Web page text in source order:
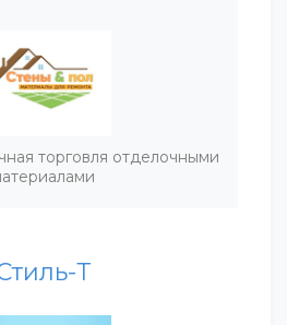
торговля отделочными
Т